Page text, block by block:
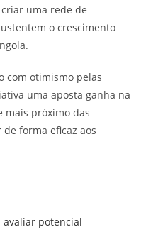
uma rede de
o crescimento
com otimismo pelas
uma aposta ganha na
mais próximo das
forma eficaz aos
potencial